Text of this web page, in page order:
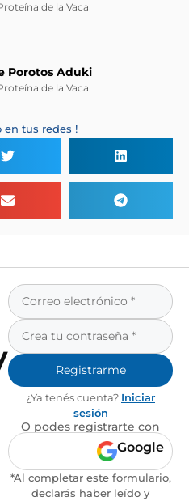
de la Vaca
Porotos Aduki
de la Vaca
en tus redes !
Registrarme
¿Ya tenés cuenta? Iniciar
sesión
O podes registrarte con
Google
*Al completar este formulario,
declarás haber leído y